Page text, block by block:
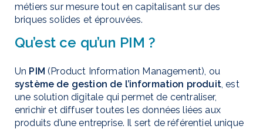
métiers sur mesure tout en capitalisant sur des
briques solides et éprouvées.
Qu’est ce qu’un PIM ?
Un PIM (Product Information Management), ou
système de gestion de l’information produit, est
une solution digitale qui permet de centraliser,
enrichir et diffuser toutes les données liées aux
produits d’une entreprise. Il sert de référentiel unique